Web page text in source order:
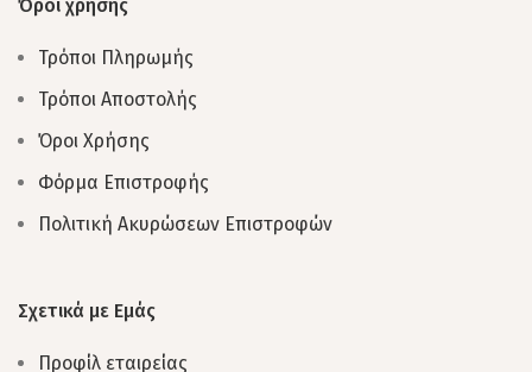
Όροι χρήσης
Τρόποι Πληρωμής
Τρόποι Αποστολής
Όροι Χρήσης
Φόρμα Επιστροφής
Πολιτική Ακυρώσεων Επιστροφών
Σχετικά με Εμάς
Προφίλ εταιρείας